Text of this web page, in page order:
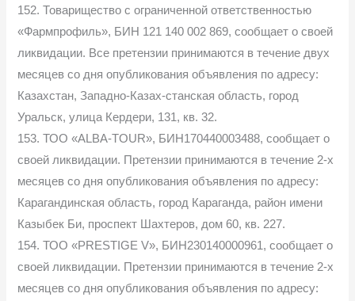
152. Товарищество с ограниченной ответственностью
«Фармпрофиль», БИН 121 140 002 869, сообщает о своей
ликвидации. Все претензии принимаются в течение двух
месяцев со дня опубликования объявления по адресу:
Казахстан, Западно-Казах-станская область, город
Уральск, улица Кердери, 131, кв. 32.
153. ТОО «ALBA-TOUR», БИН170440003488, сообщает о
своей ликвидации. Претензии принимаются в течение 2-х
месяцев со дня опубликования объявления по адресу:
Карагандинская область, город Караганда, район имени
Казыбек Би, проспект Шахтеров, дом 60, кв. 227.
154. ТОО «PRESTIGE V», БИН230140000961, сообщает о
своей ликвидации. Претензии принимаются в течение 2-х
месяцев со дня опубликования объявления по адресу: